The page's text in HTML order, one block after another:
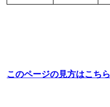
このページの見方はこちら